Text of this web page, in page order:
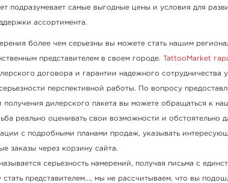
подразумевает самые выгодные цены и условия для
ассортимента.
более чем серьезны вы можете стать нашим
представителем в своем городе. TattooMarket
договора и гарантии надежного сотрудничества
перспективной работы. По вопросу
получения дилерского пакета вы можете обращаться к
реально оценивать свои возможности и обстоятельно
с подробными планами продаж, указывать
заказы через корзину сайта.
серьезность намерений, получая письма с
стать представителем..., мы не рассчитываем, что вы